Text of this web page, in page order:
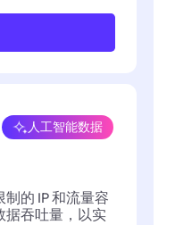
人工智能数据
的 IP 和流量容
据吞吐量，以实